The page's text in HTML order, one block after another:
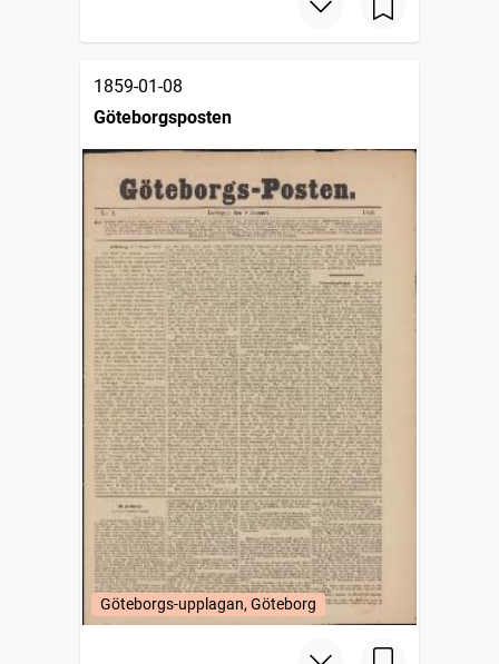
1859-01-08
Göteborgsposten
Göteborgs-upplagan, Göteborg